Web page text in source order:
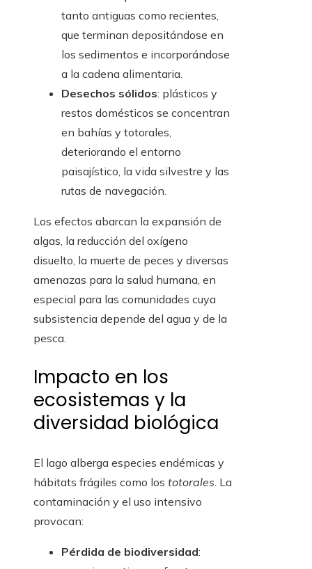
tanto antiguas como recientes,
que terminan depositándose en
los sedimentos e incorporándose
a la cadena alimentaria.
Desechos sólidos: plásticos y
restos domésticos se concentran
en bahías y totorales,
deteriorando el entorno
paisajístico, la vida silvestre y las
rutas de navegación.
Los efectos abarcan la expansión de
algas, la reducción del oxígeno
disuelto, la muerte de peces y diversas
amenazas para la salud humana, en
especial para las comunidades cuya
subsistencia depende del agua y de la
pesca.
Impacto en los
ecosistemas y la
diversidad biológica
El lago alberga especies endémicas y
hábitats frágiles como los totorales. La
contaminación y el uso intensivo
provocan:
Pérdida de biodiversidad: